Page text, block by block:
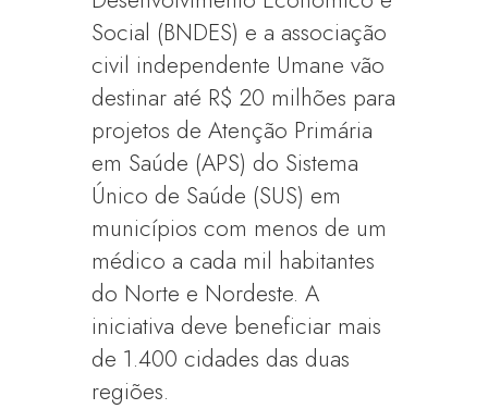
Social (BNDES) e a associação
civil independente Umane vão
destinar até R$ 20 milhões para
projetos de Atenção Primária
em Saúde (APS) do Sistema
Único de Saúde (SUS) em
municípios com menos de um
médico a cada mil habitantes
do Norte e Nordeste. A
iniciativa deve beneficiar mais
de 1.400 cidades das duas
regiões.